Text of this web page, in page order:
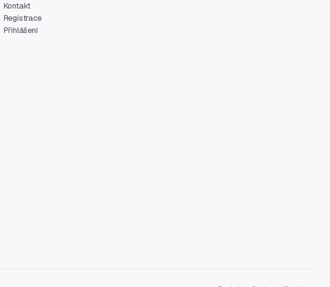
Kontakt
Registrace
Přihlášení